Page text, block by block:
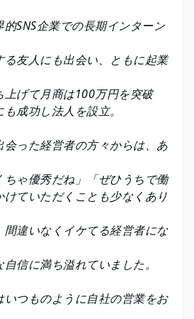
SNS企業での長期インターン
る友人にも出会い、ともに起業
上げて月商は100万円を突破
成功し法人を設立。
会った経営者の方々からは、あ
ちゃ優秀だね」「ぜひうちで働
ていただくことも少なくあり
間違いなくイケてる経営者にな
信に満ち溢れていました。
いつものように自社の営業をお